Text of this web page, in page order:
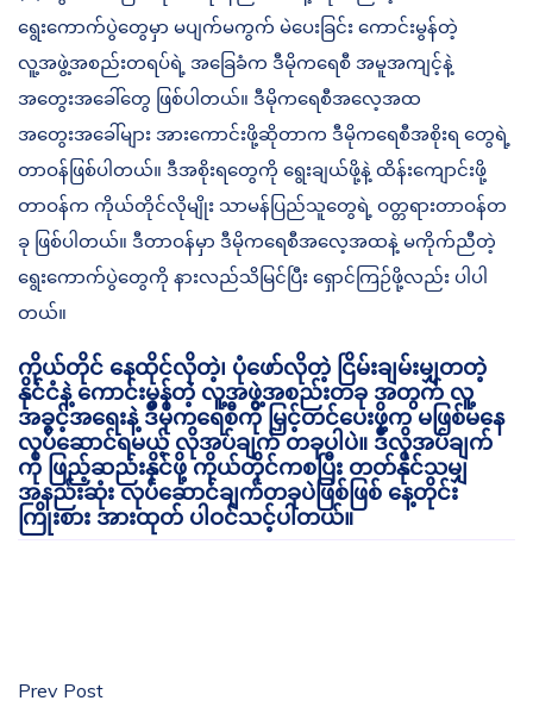
ရွေးကောက်ပွဲ‌တွေမှာ မပျက်မကွက် မဲပေးခြင်း ကောင်းမွန်တဲ့
လူ့အဖွဲ့အစည်းတရပ်ရဲ့ အခြေခံက ဒီမိုကရေစီ အမူအကျင့်နဲ့
အတွေးအခေါ်တွေ ဖြစ်ပါတယ်။ ဒီမိုကရေစီအလေ့အထ
‌အတွေးအခေါ်များ အားကောင်းဖို့ဆိုတာက ဒီမိုကရေစီအစိုးရ တွေရဲ့
တာဝန်ဖြစ်ပါတယ်။ ဒီအစိုးရတွေကို ရွေးချယ်ဖို့နဲ့ ထိန်းကျောင်းဖို့
တာဝန်က ကိုယ်တိုင်လိုမျိုး သာမန်ပြည်သူတွေရဲ့ ဝတ္တရားတာဝန်တ
ခု ဖြစ်ပါတယ်။ ဒီတာဝန်မှာ ဒီမိုကရေစီအလေ့အထနဲ့ မကိုက်ညီတဲ့
ရွေးကောက်ပွဲတွေကို နားလည်သိမြင်ပြီး ရှောင်ကြဉ်ဖို့လည်း ပါပါ
တယ်။
ကိုယ်တိုင် နေထိုင်လိုတဲ့၊ ပုံဖော်လိုတဲ့ ငြိမ်းချမ်းမျှတတဲ့
နိုင်ငံနဲ့ ကောင်းမွန်တဲ့ လူ့အဖွဲ့အစည်းတခု အတွက် လူ့
အခွင့်အရေးနဲ့ ဒီမိုကရေစီကို မြှင့်တင်ပေးဖို့က မဖြစ်မနေ
လုပ်ဆောင်ရမယ့် လိုအပ်ချက် တခုပါပဲ။ ဒီလိုအပ်ချက်
ကို ဖြည့်ဆည်းနိုင်ဖို့ ကိုယ်တိုင်ကစပြီး တတ်နိုင်သမျှ
အနည်းဆုံး လုပ်ဆောင်ချက်တခုပဲဖြစ်ဖြစ် နေ့တိုင်း
ကြိုးစား အားထုတ် ပါဝင်သင့်ပါတယ်။
Prev Post